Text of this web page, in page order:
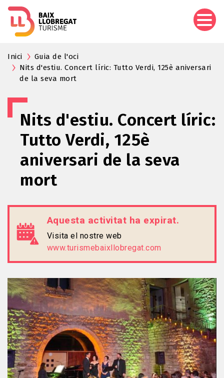
Inici
Guia de l'oci
Nits d'estiu. Concert líric: Tutto Verdi, 125è aniversari
de la seva mort
Nits d'estiu. Concert líric:
Tutto Verdi, 125è
aniversari de la seva
mort
Aquesta activitat ha expirat.
Visita el nostre web
www.turismebaixllobregat.com